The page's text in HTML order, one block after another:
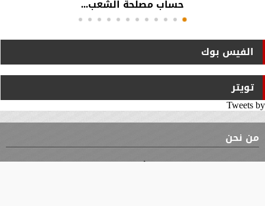
حساب مصلحة الشعب...
الفيس بوك
تويتر
Tweets by
من نحن